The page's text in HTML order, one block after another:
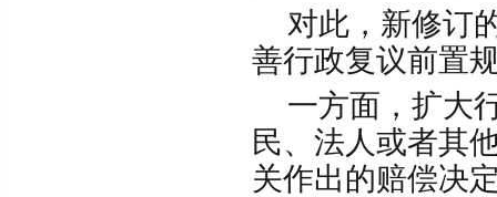
对此，新修订
善行政复议前置
一方面，扩大
民、法人或者其
关作出的赔偿决